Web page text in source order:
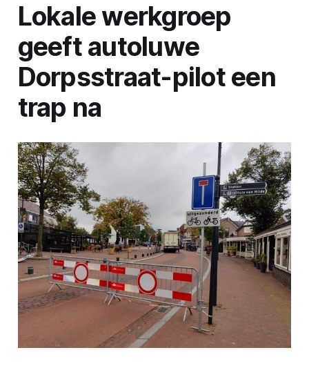
Lokale werkgroep
geeft autoluwe
Dorpsstraat-pilot een
trap na